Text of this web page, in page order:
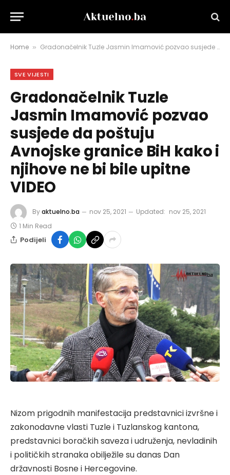
Home » Gradonačelnik Tuzle Jasmin Imamović pozvao susjede da poštuju Avnojske granice BiH kako i njihove ne bi bile upitne VIDEO
SVE VIJESTI
Gradonačelnik Tuzle
Jasmin Imamović pozvao
susjede da poštuju
Avnojske granice BiH kako i
njihove ne bi bile upitne
VIDEO
Byaktuelno.ba nov 25, 2021 Updated: nov 25, 2021
1 Min Read
Podijeli
Nizom prigodnih manifestacija predstavnici izvršne i
zakonodavne vlasti Tuzle i Tuzlanskog kantona,
predstavnici boračkih saveza i udruženja, nevladinih
i političkih stranaka obilježile su danas Dan
državnosti Bosne i Hercegovine.